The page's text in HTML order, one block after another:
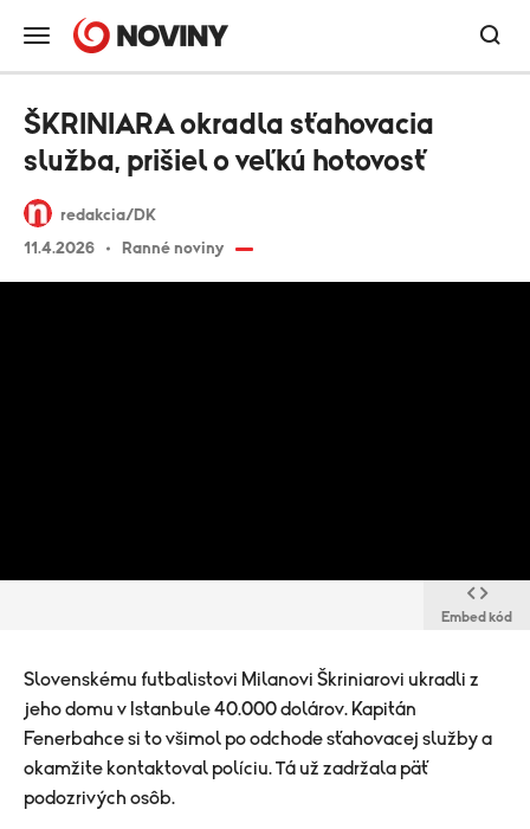
redakcia/DK
11.4.2026
Ranné noviny
ŠKRINIARA okradla sťahovacia
služba, prišiel o veľkú hotovosť
Embed kód
Slovenskému futbalistovi Milanovi Škriniarovi ukradli z
jeho domu v Istanbule 40.000 dolárov. Kapitán
Fenerbahce si to všimol po odchode sťahovacej služby a
okamžite kontaktoval políciu. Tá už zadržala päť
podozrivých osôb.